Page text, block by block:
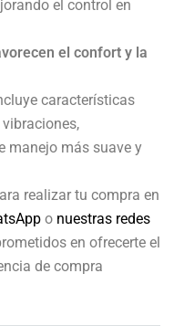
el control en
el confort y la
características
manejo más suave y
realizar tu compra en
o nuestras redes
en ofrecerte el
de compra